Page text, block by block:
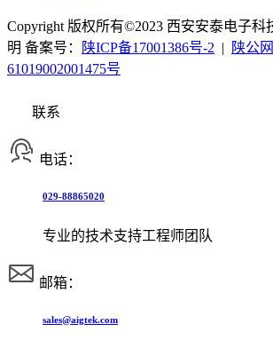
Copyright 版权所有©2023 西安安泰电子科
明 备案号：
陕ICP备17001386号-2 |
陕公
61019002001475号
联系
电话：
029-88865020
专业的技术支持工程师团队
邮箱：
sales@aigtek.com